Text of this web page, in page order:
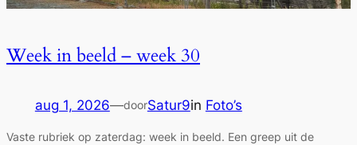
Week in beeld – week 30
aug 1, 2026—doorSatur9in Foto’s
Vaste rubriek op zaterdag: week in beeld. Een greep uit de